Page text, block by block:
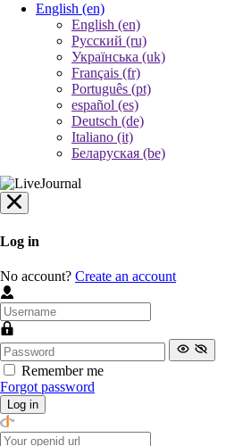
English (en)
English (en)
Русский (ru)
Українська (uk)
Français (fr)
Português (pt)
español (es)
Deutsch (de)
Italiano (it)
Беларуская (be)
Log in
No account? Create an account
Remember me
Forgot password
Log in